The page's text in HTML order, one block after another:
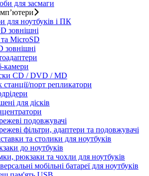
для засмаги
для ноутбуків і ПК
зовнішні
MicroSD
зовнішні
камери
CD / DVD / MD
станції/порт репликатори
для дісків
подовжувачі
фільтри, адаптери та подовжувачі
та столики для ноутбуків
до ноутбуків
рюкзаки та чохли для ноутбуків
мобільні батареї для ноутбуків